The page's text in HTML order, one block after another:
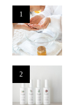
1
2